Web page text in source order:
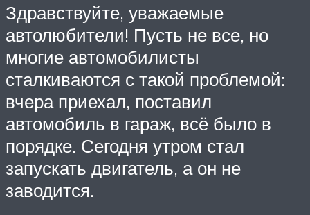
Здравствуйте, уважаемые
автолюбители! Пусть не все, но
многие автомобилисты
сталкиваются с такой проблемой:
вчера приехал, поставил
автомобиль в гараж, всё было в
порядке. Сегодня утром стал
запускать двигатель, а он не
заводится.